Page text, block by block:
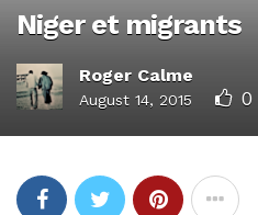
Niger et migrants
Roger Calme
August 14, 2015 0